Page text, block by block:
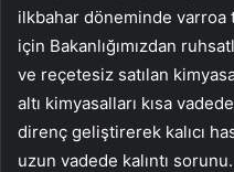
ilkbahar döneminde varroa
için Bakanlığımızdan
ve reçetesiz satılan
altı kimyasalları kısa
direnç geliştirerek kalıcı
uzun vadede kalıntı sorunu.